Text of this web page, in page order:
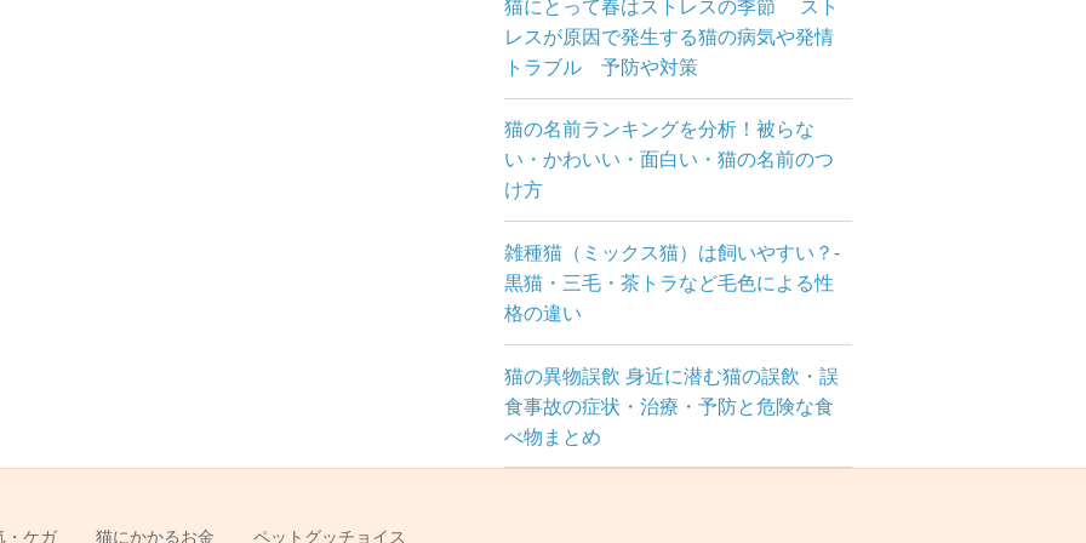
猫にとって春はストレスの季節 スト
レスが原因で発生する猫の病気や発情
トラブル 予防や対策
猫の名前ランキングを分析！被らな
い・かわいい・面白い・猫の名前のつ
け方
雑種猫（ミックス猫）は飼いやすい？-
黒猫・三毛・茶トラなど毛色による性
格の違い
猫の異物誤飲 身近に潜む猫の誤飲・誤
食事故の症状・治療・予防と危険な食
べ物まとめ
・ケガ 猫にかかるお金 ペットグッチョイス